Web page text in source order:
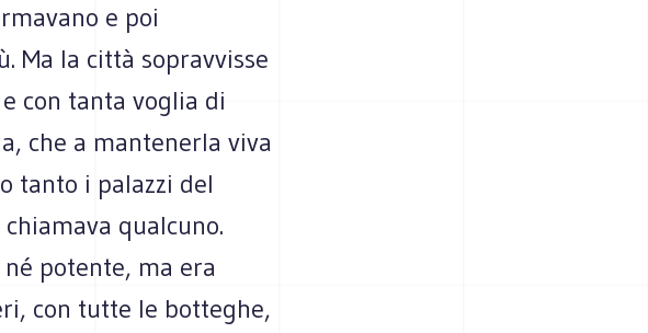
e poi
Ma la città sopravvisse
con tanta voglia di
che a mantenerla viva
tanto i palazzi del
qualcuno.
potente, ma era
con tutte le botteghe,